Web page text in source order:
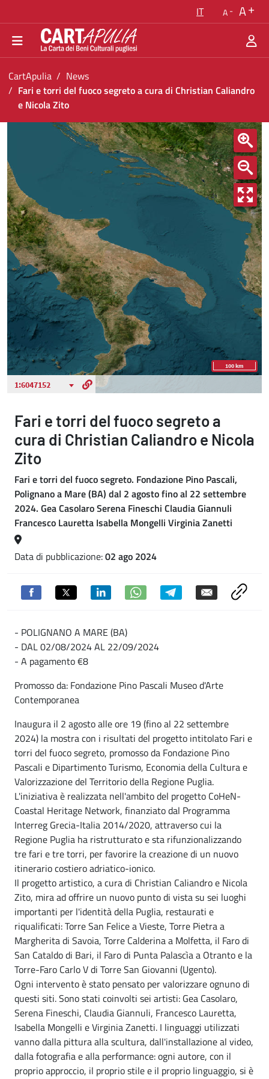
Vai al menu di navigazione
Vai ai contenuti
Vai al footer
IT A A
Ti trovi in:
CartApulia
News
Fari e torri del fuoco segreto a cura di Christian Caliandro
e Nicola Zito
Fari e torri del fuoco segreto a cura di
Fari e torri del fuoco segreto a
cura di Christian Caliandro e Nicola
Zito
Fari e torri del fuoco segreto. Fondazione Pino Pascali,
Polignano a Mare (BA) dal 2 agosto fino al 22 settembre
2024. Gea Casolaro Serena Fineschi Claudia Giannuli
Francesco Lauretta Isabella Mongelli Virginia Zanetti
Data di pubblicazione:02 ago 2024
- POLIGNANO A MARE (BA)
- DAL 02/08/2024 AL 22/09/2024
- A pagamento €8
Promosso da: Fondazione Pino Pascali Museo d'Arte
Contemporanea
Inaugura il 2 agosto alle ore 19 (fino al 22 settembre
2024) la mostra con i risultati del progetto intitolato Fari e
torri del fuoco segreto, promosso da Fondazione Pino
Pascali e Dipartimento Turismo, Economia della Cultura e
Valorizzazione del Territorio della Regione Puglia.
L'iniziativa è realizzata nell'ambito del progetto CoHeN-
Coastal Heritage Network, finanziato dal Programma
Interreg Grecia-Italia 2014/2020, attraverso cui la
Regione Puglia ha ristrutturato e sta rifunzionalizzando
tre fari e tre torri, per favorire la creazione di un nuovo
itinerario costiero adriatico-ionico.
Il progetto artistico, a cura di Christian Caliandro e Nicola
Zito, mira ad offrire un nuovo punto di vista su sei luoghi
importanti per l'identità della Puglia, restaurati e
riqualificati: Torre San Felice a Vieste, Torre Pietra a
Margherita di Savoia, Torre Calderina a Molfetta, il Faro di
San Cataldo di Bari, il Faro di Punta Palascìa a Otranto e la
Torre-Faro Carlo V di Torre San Giovanni (Ugento).
Ogni intervento è stato pensato per valorizzare ognuno di
questi siti. Sono stati coinvolti sei artisti: Gea Casolaro,
Serena Fineschi, Claudia Giannuli, Francesco Lauretta,
Isabella Mongelli e Virginia Zanetti. I linguaggi utilizzati
vanno dalla pittura alla scultura, dall'installazione al video,
dalla fotografia e alla performance: ogni autore, con il
proprio approccio, il proprio stile e il proprio linguaggio, si è